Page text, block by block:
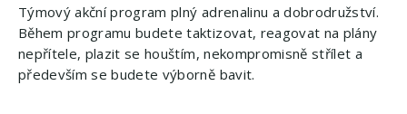
Týmový akční program plný adrenalinu a dobrodružství.
Během programu budete taktizovat, reagovat na plány
nepřítele, plazit se houštím, nekompromisně střílet a
především se budete výborně bavit.